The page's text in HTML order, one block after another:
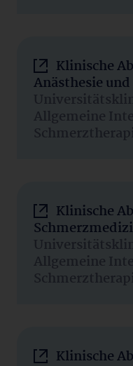
Klinische
Anästhesie
Allgemeine
Klinische
Allgemeine
Klinische